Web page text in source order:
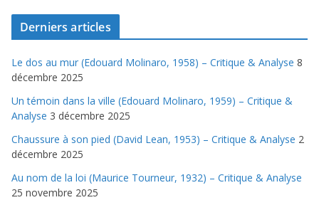
Derniers articles
Le dos au mur (Edouard Molinaro, 1958) – Critique & Analyse 8
décembre 2025
Un témoin dans la ville (Edouard Molinaro, 1959) – Critique &
Analyse 3 décembre 2025
Chaussure à son pied (David Lean, 1953) – Critique & Analyse 2
décembre 2025
Au nom de la loi (Maurice Tourneur, 1932) – Critique & Analyse
25 novembre 2025